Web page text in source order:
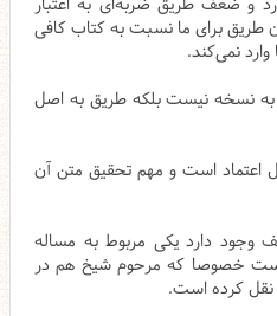
طریق برای ما نسبت به کتاب کافی
نمی‌کند.
نسخه نیست بلکه طریق به اصل
اعتماد است و مهم تحقیق متن آن
وجود دارد یکی مربوط به مساله
خصوصا که مرحوم شیخ هم در
نقل کرده است.